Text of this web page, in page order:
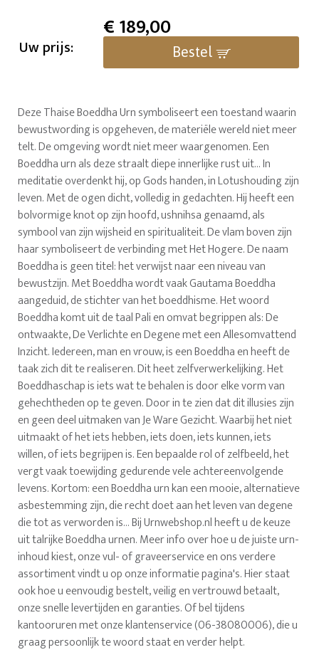
Uw prijs:
€189,00
Bestel
Deze Thaise Boeddha Urn symboliseert een toestand waarin
bewustwording is opgeheven, de materiële wereld niet meer
telt. De omgeving wordt niet meer waargenomen. Een
Boeddha urn als deze straalt diepe innerlijke rust uit... In
meditatie overdenkt hij, op Gods handen, in Lotushouding zijn
leven. Met de ogen dicht, volledig in gedachten. Hij heeft een
bolvormige knot op zijn hoofd, ushnihsa genaamd, als
symbool van zijn wijsheid en spiritualiteit. De vlam boven zijn
haar symboliseert de verbinding met Het Hogere. De naam
Boeddha is geen titel: het verwijst naar een niveau van
bewustzijn. Met Boeddha wordt vaak Gautama Boeddha
aangeduid, de stichter van het boeddhisme. Het woord
Boeddha komt uit de taal Pali en omvat begrippen als: De
ontwaakte, De Verlichte en Degene met een Allesomvattend
Inzicht. Iedereen, man en vrouw, is een Boeddha en heeft de
taak zich dit te realiseren. Dit heet zelfverwerkelijking. Het
Boeddhaschap is iets wat te behalen is door elke vorm van
gehechtheden op te geven. Door in te zien dat dit illusies zijn
en geen deel uitmaken van Je Ware Gezicht. Waarbij het niet
uitmaakt of het iets hebben, iets doen, iets kunnen, iets
willen, of iets begrijpen is. Een bepaalde rol of zelfbeeld, het
vergt vaak toewijding gedurende vele achtereenvolgende
levens. Kortom: een Boeddha urn kan een mooie, alternatieve
asbestemming zijn, die recht doet aan het leven van degene
die tot as verworden is... Bij Urnwebshop.nl heeft u de keuze
uit talrijke Boeddha urnen. Meer info over hoe u de juiste urn-
inhoud kiest, onze vul- of graveerservice en ons verdere
assortiment vindt u op onze informatie pagina's. Hier staat
ook hoe u eenvoudig bestelt, veilig en vertrouwd betaalt,
onze snelle levertijden en garanties. Of bel tijdens
kantooruren met onze klantenservice (06-38080006), die u
graag persoonlijk te woord staat en verder helpt.